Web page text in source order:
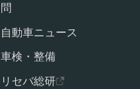
問
自動車ニュース
車検・整備
リセバ総研